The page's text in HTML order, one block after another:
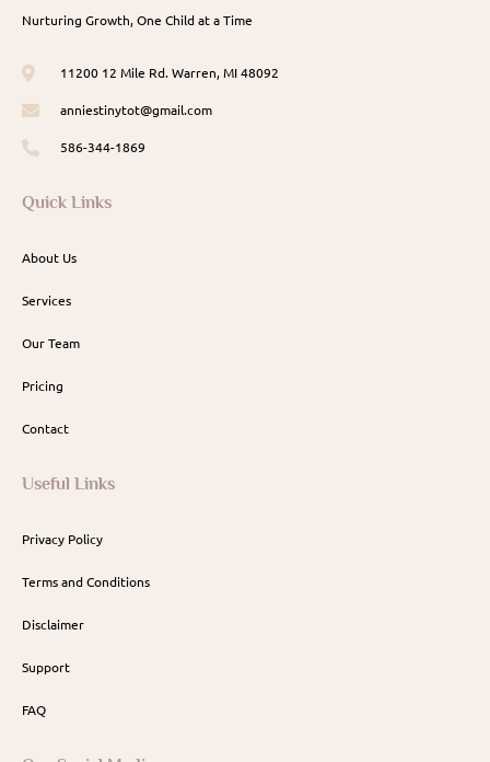
Nurturing Growth, One Child at a Time
11200 12 Mile Rd. Warren, MI 48092
anniestinytot@gmail.com
586-344-1869
Quick Links
About Us
Services
Our Team
Pricing
Contact
Useful Links
Privacy Policy
Terms and Conditions
Disclaimer
Support
FAQ